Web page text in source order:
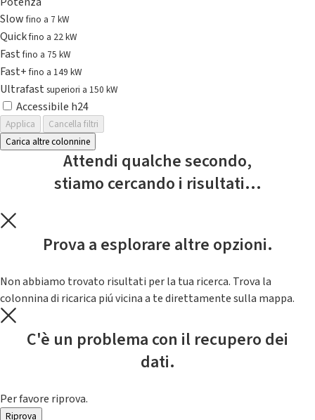
Slowfino a 7 kW
Quickfino a 22 kW
Fastfino a 75 kW
Fast+fino a 149 kW
Ultrafast superiori a 150 kW
Accessibile h24
Applica
Cancella filtri
Carica altre colonnine
Attendi qualche secondo,
stiamo cercando i risultati...
Prova a esplorare altre opzioni.
Non abbiamo trovato risultati per la tua ricerca. Trova la
colonnina di ricarica piú vicina a te direttamente sulla mappa.
C'è un problema con il recupero dei
dati.
Per favore riprova.
Riprova